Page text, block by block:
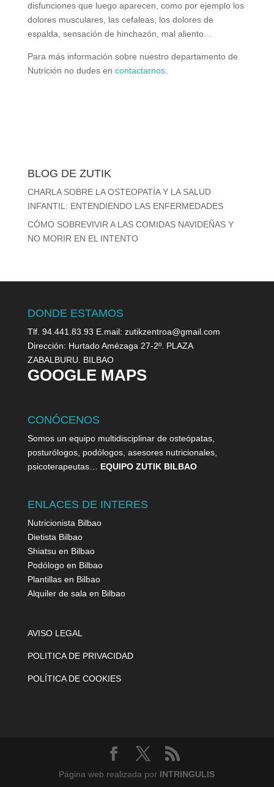
disfunciones que luego aparecen, como por ejemplo los
dolores musculares, las cefaleas, los dolores de
espalda, sensación de hinchazón, mal aliento…
Para más información sobre nuestro departamento de
Nutrición no dudes en contactarnos.
BLOG DE ZUTIK
CHARLA SOBRE LA OSTEOPATÍA Y LA SALUD
INFANTIL: ENTENDIENDO LAS ENFERMEDADES
CÓMO SOBREVIVIR A LAS COMIDAS NAVIDEÑAS Y
NO MORIR EN EL INTENTO
DONDE ESTAMOS
Tlf. 94.441.83.93 E.mail: zutikzentroa@gmail.com
Dirección: Hurtado Amézaga 27-2º. PLAZA
ZABALBURU. BILBAO
GOOGLE MAPS
CONÓCENOS
Somos un equipo multidisciplinar de osteópatas,
posturólogos, podólogos, asesores nutricionales,
psicoterapeutas… EQUIPO ZUTIK BILBAO
ENLACES DE INTERES
Nutricionista Bilbao
Dietista Bilbao
Shiatsu en Bilbao
Podólogo en Bilbao
Plantillas en Bilbao
Alquiler de sala en Bilbao
AVISO LEGAL
POLITICA DE PRIVACIDAD
POLÍTICA DE COOKIES
Página web realizada por INTRINGULIS